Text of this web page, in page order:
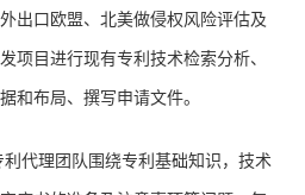
出口欧盟、北美做侵权风险评估及
项目进行现有专利技术检索分析、
和布局、撰写申请文件。
利代理团队围绕专利基础知识，技术